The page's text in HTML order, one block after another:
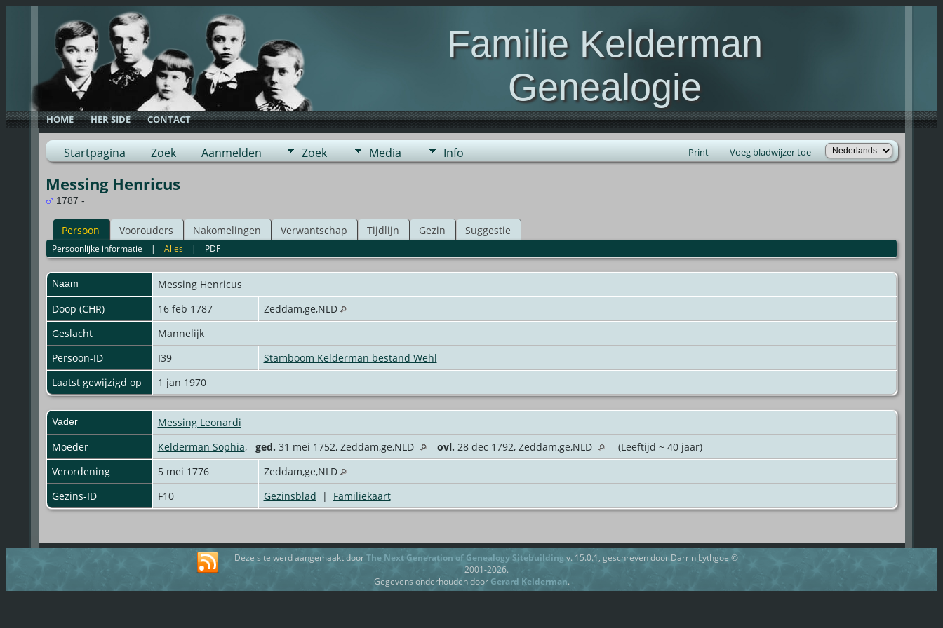
Familie Kelderman
Genealogie
Genealogie van de familie Kelderman(s)
HOME HER SIDE CONTACT
Startpagina Zoek Aanmelden Zoek Media Info Print Voeg bladwijzer toe
Messing Henricus
1787 -
Persoon Voorouders Nakomelingen Verwantschap Tijdlijn Gezin Suggestie
Persoonlijke informatie | Alles| PDF
Naam Messing Henricus
Doop (CHR)
16 feb 1787
Zeddam,ge,NLD
Geslacht
Mannelijk
Persoon-ID
I39
Stamboom Kelderman bestand Wehl
Laatst gewijzigd op
1 jan 1970
Vader
Messing Leonardi
Moeder
Kelderman Sophia, ged. 31 mei 1752, Zeddam,ge,NLD ovl. 28 dec 1792, Zeddam,ge,NLD
(Leeftijd ~ 40 jaar)
Verordening
5 mei 1776
Zeddam,ge,NLD
Gezins-ID
F10 Gezinsblad | Familiekaart
Deze site werd aangemaakt doorThe Next Generation of Genealogy Sitebuildingv. 15.0.1, geschreven door Darrin Lythgoe ©
2001-2026.
Gegevens onderhouden door Gerard Kelderman.